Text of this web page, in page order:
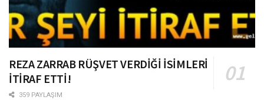
REZA ZARRAB RÜŞVET VERDİĞİ İSİMLERİ
İTİRAF ETTİ!
359 PAYLAŞIM